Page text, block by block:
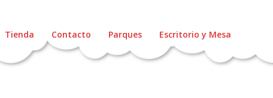
Tienda Contacto Parques Escritorio y Mesa